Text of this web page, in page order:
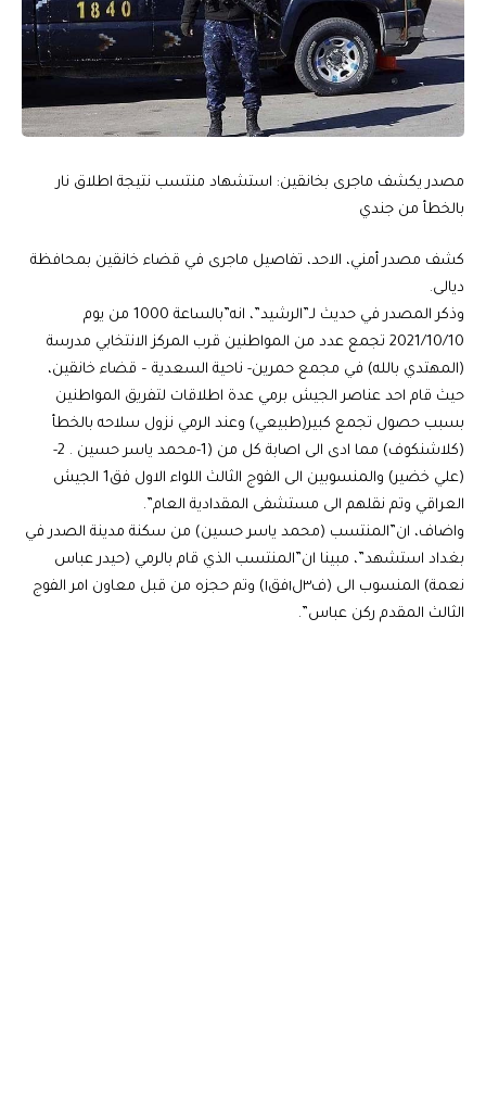
مصدر يكشف ماجرى بخانقين: استشهاد منتسب نتيجة اطلاق نار
بالخطأ من جندي
كشف مصدر أمني، الاحد، تفاصيل ماجرى في قضاء خانقين بمحافظة
ديالى.
وذكر المصدر في حديث لـ”الرشيد”، انه”بالساعة 1000 من يوم
2021/10/10 تجمع عدد من المواطنين قرب المركز الانتخابي مدرسة
(المهتدي بالله) في مجمع حمرين- ناحية السعدية – قضاء خانقين،
حيث قام احد عناصر الجيش برمي عدة اطلاقات لتفريق المواطنين
بسبب حصول تجمع كبير(طبيعي) وعند الرمي نزول سلاحه بالخطأ
(كلاشنكوف) مما ادى الى اصابة كل من (1-محمد ياسر حسين . 2-
(علي خضير) والمنسوبين الى الفوج الثالث اللواء الاول فق1 الجيش
العراقي وتم نقلهم الى مستشفى المقدادية العام”.
واضاف، ان”المنتسب (محمد ياسر حسين) من سكنة مدينة الصدر في
بغداد استشهد”، مبينا ان”المنتسب الذي قام بالرمي (حيدر عباس
نعمة) المنسوب الى (ف٣ل١فق١) وتم حجزه من قبل معاون امر الفوج
الثالث المقدم ركن عباس”.